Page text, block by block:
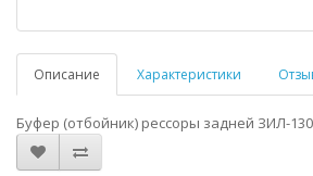
Описание Характеристики
Буфер (отбойник) рессоры задней ЗИЛ-130